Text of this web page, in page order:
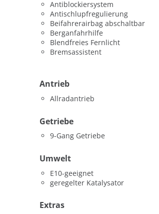
Antiblockiersystem
Antischlupfregulierung
Beifahrerairbag abschaltbar
Berganfahrhilfe
Blendfreies Fernlicht
Bremsassistent
Antrieb
Allradantrieb
Getriebe
9-Gang Getriebe
Umwelt
E10-geeignet
geregelter Katalysator
Extras